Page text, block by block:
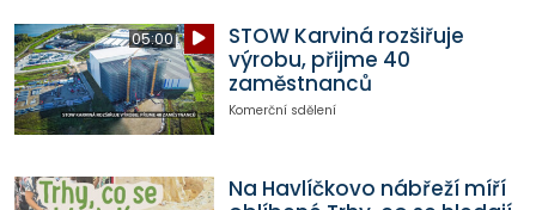
05:00
STOW Karviná rozšiřuje
výrobu, přijme 40
zaměstnanců
Komerční sdělení
Na Havlíčkovo nábřeží míří